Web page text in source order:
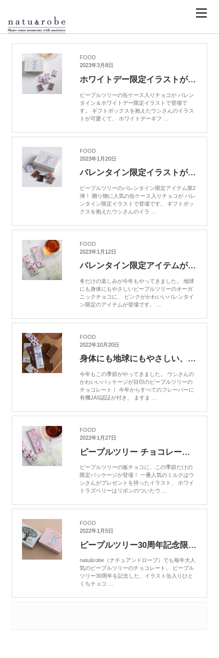
ツ
HOME peopletree
FOOD
2023年3月8日
ホワイトデー限定イラストが登場！People Treeの缶入りミニチョコレート
ピープルツリーの缶ケース入りチョコが バレン
タイン＆ホワイトデー限定イラストで登場で
す。 ギフトボックスを抱えたウシさんのイラス
トが可愛くて、 ホワイトデーギフ …
FOOD
2023年1月20日
バレンタイン限定イラストが登場！People Treeの缶入りミニチョコレート
ピープルツリーのバレンタイン限定アイテム第2
弾！ 贈り物に人気の缶ケース入りチョコが バレ
ンタイン限定イラストで登場です。 ギフトボッ
クスを抱えたウシさんのイラ …
FOOD
2023年1月12日
バレンタイン限定アイテムが登場！People Treeのオーガニックチョコレート
冬だけの楽しみが今年もやってきました。 地球
にも身体にもやさしいピープルツリーのオーガ
ニックチョコに、 ピンクがかわいいバレンタイ
ン限定のアイテムが登場です。 …
FOOD
2022年10月20日
身体にも地球にもやさしい、People Tree（ピープルツリー）のオーガニックチョコレート
今年もこの季節がやってきました。 ウシさんの
かわいいパッケージが目印のピープルツリーの
チョコレート！ 今年からすべてのフレーバーに
有機JAS認証が付き、 ますま …
FOOD
2022年1月27日
ピープルツリー チョコレート 限定パッケージ
ピープルツリーの板チョコに、この季節だけの
限定パッケージが登場！ 一番人気のミルクはウ
シさんがプレゼントを持ったイラスト、 ホワイ
トラズベリーはリボンのついたウ …
FOOD
2022年1月5日
ピープルツリー30周年記念限定デザイン缶が入荷！
natu&robe（ナチュアンドローブ）でも毎年大人
気のピープルツリーのチョコレート。 ピープル
ツリー30周年を記念した、イラスト缶入りひと
くちチョコ …